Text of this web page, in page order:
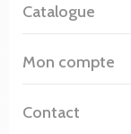
Catalogue
Mon compte
Contact